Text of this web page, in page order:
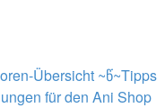
Übersicht ~წ~Tipps
für den Ani Shop